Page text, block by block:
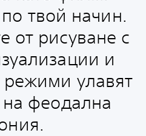
твой начин.
от рисуване с
и
улавят
феодална